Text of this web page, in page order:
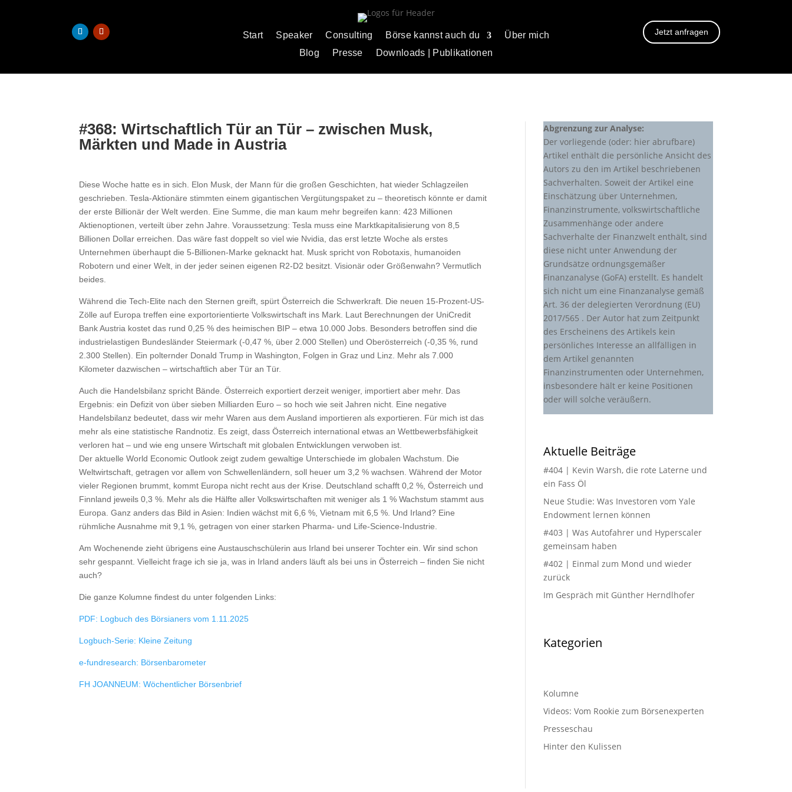
Start Speaker Consulting Börse kannst auch du
Über mich
Blog
Presse Downloads | Publikationen
Jetzt anfragen
#368: Wirtschaftlich Tür an Tür – zwischen Musk,
Märkten und Made in Austria
Diese Woche hatte es in sich. Elon Musk, der Mann für die großen Geschichten, hat wieder Schlagzeilen
geschrieben. Tesla-Aktionäre stimmten einem gigantischen Vergütungspaket zu – theoretisch könnte er damit
der erste Billionär der Welt werden. Eine Summe, die man kaum mehr begreifen kann: 423 Millionen
Aktienoptionen, verteilt über zehn Jahre. Voraussetzung: Tesla muss eine Marktkapitalisierung von 8,5
Billionen Dollar erreichen. Das wäre fast doppelt so viel wie Nvidia, das erst letzte Woche als erstes
Unternehmen überhaupt die 5-Billionen-Marke geknackt hat. Musk spricht von Robotaxis, humanoiden
Robotern und einer Welt, in der jeder seinen eigenen R2-D2 besitzt. Visionär oder Größenwahn? Vermutlich
beides.
Während die Tech-Elite nach den Sternen greift, spürt Österreich die Schwerkraft. Die neuen 15-Prozent-US-
Zölle auf Europa treffen eine exportorientierte Volkswirtschaft ins Mark. Laut Berechnungen der UniCredit
Bank Austria kostet das rund 0,25 % des heimischen BIP – etwa 10.000 Jobs. Besonders betroffen sind die
industrielastigen Bundesländer Steiermark (-0,47 %, über 2.000 Stellen) und Oberösterreich (-0,35 %, rund
2.300 Stellen). Ein polternder Donald Trump in Washington, Folgen in Graz und Linz. Mehr als 7.000
Kilometer dazwischen – wirtschaftlich aber Tür an Tür.
Auch die Handelsbilanz spricht Bände. Österreich exportiert derzeit weniger, importiert aber mehr. Das
Ergebnis: ein Defizit von über sieben Milliarden Euro – so hoch wie seit Jahren nicht. Eine negative
Handelsbilanz bedeutet, dass wir mehr Waren aus dem Ausland importieren als exportieren. Für mich ist das
mehr als eine statistische Randnotiz. Es zeigt, dass Österreich international etwas an Wettbewerbsfähigkeit
verloren hat – und wie eng unsere Wirtschaft mit globalen Entwicklungen verwoben ist.
Der aktuelle World Economic Outlook zeigt zudem gewaltige Unterschiede im globalen Wachstum. Die
Weltwirtschaft, getragen vor allem von Schwellenländern, soll heuer um 3,2 % wachsen. Während der Motor
vieler Regionen brummt, kommt Europa nicht recht aus der Krise. Deutschland schafft 0,2 %, Österreich und
Finnland jeweils 0,3 %. Mehr als die Hälfte aller Volkswirtschaften mit weniger als 1 % Wachstum stammt aus
Europa. Ganz anders das Bild in Asien: Indien wächst mit 6,6 %, Vietnam mit 6,5 %. Und Irland? Eine
rühmliche Ausnahme mit 9,1 %, getragen von einer starken Pharma- und Life-Science-Industrie.
Am Wochenende zieht übrigens eine Austauschschülerin aus Irland bei unserer Tochter ein. Wir sind schon
sehr gespannt. Vielleicht frage ich sie ja, was in Irland anders läuft als bei uns in Österreich – finden Sie nicht
auch?
Die ganze Kolumne findest du unter folgenden Links:
PDF: Logbuch des Börsianers vom 1.11.2025
Logbuch-Serie: Kleine Zeitung
e-fundresearch: Börsenbarometer
FH JOANNEUM: Wöchentlicher Börsenbrief
Abgrenzung zur Analyse:
Der vorliegende (oder: hier abrufbare)
Artikel enthält die persönliche Ansicht des
Autors zu den im Artikel beschriebenen
Sachverhalten. Soweit der Artikel eine
Einschätzung über Unternehmen,
Finanzinstrumente, volkswirtschaftliche
Zusammenhänge oder andere
Sachverhalte der Finanzwelt enthält, sind
diese nicht unter Anwendung der
Grundsätze ordnungsgemäßer
Finanzanalyse (GoFA) erstellt. Es handelt
sich nicht um eine Finanzanalyse gemäß
Art. 36 der delegierten Verordnung (EU)
2017/565 . Der Autor hat zum Zeitpunkt
des Erscheinens des Artikels kein
persönliches Interesse an allfälligen in
dem Artikel genannten
Finanzinstrumenten oder Unternehmen,
insbesondere hält er keine Positionen
oder will solche veräußern.
Aktuelle Beiträge
#404 | Kevin Warsh, die rote Laterne und
ein Fass Öl
Neue Studie: Was Investoren vom Yale
Endowment lernen können
#403 | Was Autofahrer und Hyperscaler
gemeinsam haben
#402 | Einmal zum Mond und wieder
zurück
Im Gespräch mit Günther Herndlhofer
Kategorien
Kolumne
Videos: Vom Rookie zum Börsenexperten
Presseschau
Hinter den Kulissen